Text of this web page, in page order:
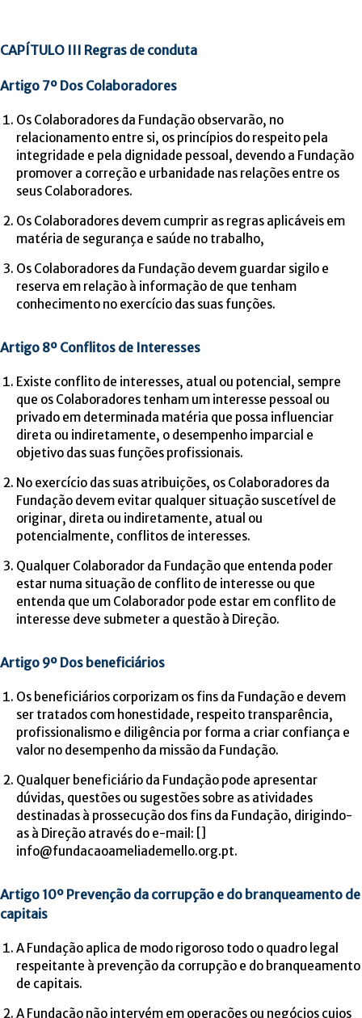
CAPÍTULO III Regras de conduta
Artigo 7º Dos Colaboradores
Os Colaboradores da Fundação observarão, no
relacionamento entre si, os princípios do respeito pela
integridade e pela dignidade pessoal, devendo a Fundação
promover a correção e urbanidade nas relações entre os
seus Colaboradores.
Os Colaboradores devem cumprir as regras aplicáveis em
matéria de segurança e saúde no trabalho,
Os Colaboradores da Fundação devem guardar sigilo e
reserva em relação à informação de que tenham
conhecimento no exercício das suas funções.
Artigo 8º Conflitos de Interesses
Existe conflito de interesses, atual ou potencial, sempre
que os Colaboradores tenham um interesse pessoal ou
privado em determinada matéria que possa influenciar
direta ou indiretamente, o desempenho imparcial e
objetivo das suas funções profissionais.
No exercício das suas atribuições, os Colaboradores da
Fundação devem evitar qualquer situação suscetível de
originar, direta ou indiretamente, atual ou
potencialmente, conflitos de interesses.
Qualquer Colaborador da Fundação que entenda poder
estar numa situação de conflito de interesse ou que
entenda que um Colaborador pode estar em conflito de
interesse deve submeter a questão à Direção.
Artigo 9º Dos beneficiários
Os beneficiários corporizam os fins da Fundação e devem
ser tratados com honestidade, respeito transparência,
profissionalismo e diligência por forma a criar confiança e
valor no desempenho da missão da Fundação.
Qualquer beneficiário da Fundação pode apresentar
dúvidas, questões ou sugestões sobre as atividades
destinadas à prossecução dos fins da Fundação, dirigindo-
as à Direção através do e-mail: []
info@fundacaoameliademello.org.pt.
Artigo 10º Prevenção da corrupção e do branqueamento de
capitais
A Fundação aplica de modo rigoroso todo o quadro legal
respeitante à prevenção da corrupção e do branqueamento
de capitais.
A Fundação não intervém em operações ou negócios cujos